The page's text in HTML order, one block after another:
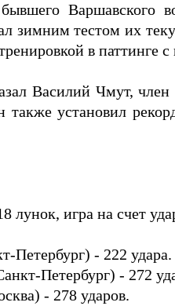
Варшавского
зимним тестом их
в паттинге
Василий Чмут,
установил
игра на счет
Петербург) - 222 удара.
Петербург) - 272
- 278 ударов.